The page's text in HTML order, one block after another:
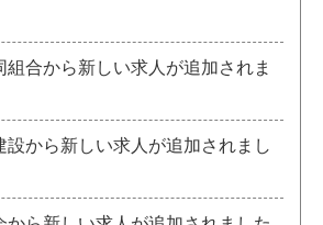
組合から新しい求人が追加されま
設から新しい求人が追加されまし